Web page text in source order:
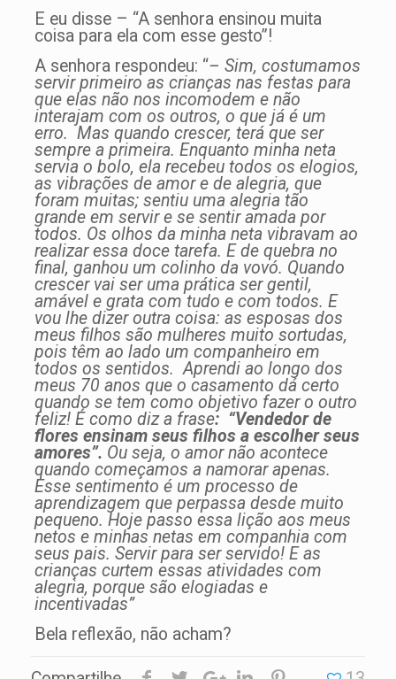
E eu disse – “A senhora ensinou muita
coisa para ela com esse gesto”!
A senhora respondeu: “– Sim, costumamos
servir primeiro as crianças nas festas para
que elas não nos incomodem e não
interajam com os outros, o que já é um
erro. Mas quando crescer, terá que ser
sempre a primeira. Enquanto minha neta
servia o bolo, ela recebeu todos os elogios,
as vibrações de amor e de alegria, que
foram muitas; sentiu uma alegria tão
grande em servir e se sentir amada por
todos. Os olhos da minha neta vibravam ao
realizar essa doce tarefa. E de quebra no
final, ganhou um colinho da vovó. Quando
crescer vai ser uma prática ser gentil,
amável e grata com tudo e com todos. E
vou lhe dizer outra coisa: as esposas dos
meus filhos são mulheres muito sortudas,
pois têm ao lado um companheiro em
todos os sentidos. Aprendi ao longo dos
meus 70 anos que o casamento dá certo
quando se tem como objetivo fazer o outro
feliz! É como diz a frase: “Vendedor de
flores ensinam seus filhos a escolher seus
amores”. Ou seja, o amor não acontece
quando começamos a namorar apenas.
Esse sentimento é um processo de
aprendizagem que perpassa desde muito
pequeno. Hoje passo essa lição aos meus
netos e minhas netas em companhia com
seus pais. Servir para ser servido! E as
crianças curtem essas atividades com
alegria, porque são elogiadas e
incentivadas”
Bela reflexão, não acham?